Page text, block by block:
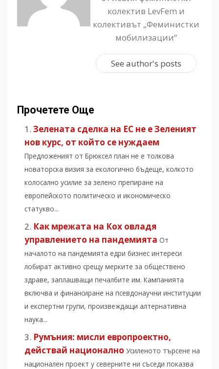
колектив LevFem и
колективът „Феминистки
мобилизации“
See author's posts
Прочетете Още
Зелената сделка на ЕС не е Зеленият
нов курс, от който се нуждаем
Предложеният от Брюксел план не е толкова
новаторска визия за екологично бъдеще, колкото
колосално усилие за зелено препиране на
европейското политическо и икономическо
статукво...
Как мрежата на Кох овладя
управлението на пандемията От
началото на пандемията едри бизнес интереси
лобират активно срещу мерките за обществено
здраве, заплашващи печалбите им. Кампанията
включва и финансиране на псевдонаучни институции
и експертни групи, произвеждащи алтернативна
наука...
Румъния: мисли европроектно,
действай национално Усиленото търсене на
национален проект у северните ни съседи показва